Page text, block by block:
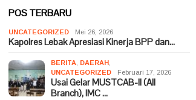
POS TERBARU
UNCATEGORIZED Mei 26, 2026
Kapolres Lebak Apresiasi Kinerja BPP dan…
BERITA DAERAH
UNCATEGORIZED
Februari 17, 2026
Usai Gelar MUSTCAB-II (All
Branch), IMC …